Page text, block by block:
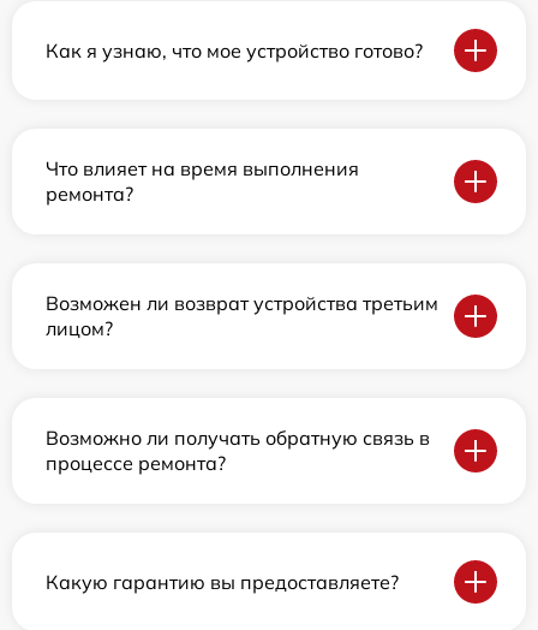
Как я узнаю, что мое устройство готово?
Что влияет на время выполнения
ремонта?
Возможен ли возврат устройства третьим
лицом?
Возможно ли получать обратную связь в
процессе ремонта?
Какую гарантию вы предоставляете?